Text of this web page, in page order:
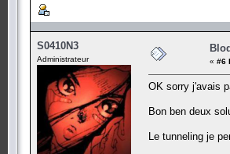
S0410N3
Administrateur « #6
OK sorry j'avais
Bon ben deux
Le tunneling je